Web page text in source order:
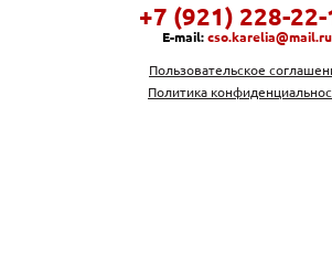
+7 (921) 228-22-
E-mail: cso.karelia@mail.ru
Пользовательское
Политика